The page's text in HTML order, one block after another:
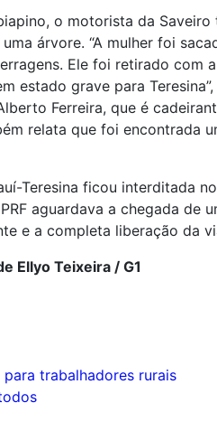
o motorista da
árvore. “A mulher foi
Ele foi retirado com
estado grave para
Ferreira, que é
relata que foi encontrada
Teresina ficou interditada
aguardava a chegada de
e a completa liberação da
Ellyo Teixeira / G1
trabalhadores rurais